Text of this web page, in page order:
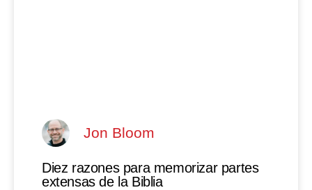
Jon Bloom
Diez razones para memorizar partes
extensas de la Biblia